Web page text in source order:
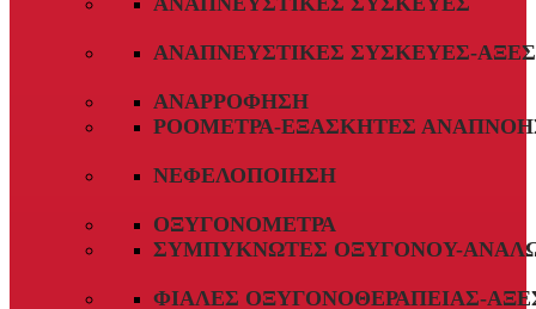
ΑΝΑΠΝΕΥΣΤΙΚΈΣ ΣΥΣΚΕΥΈΣ-
ΑΝΑΡΡΌΦΗΣΗ
ΡΟΌΜΕΤΡΑ-ΕΞΑΣΚΗΤΈΣ
ΝΕΦΕΛΟΠΟΊΗΣΗ
ΟΞΥΓΟΝΌΜΕΤΡΑ
ΣΥΜΠΥΚΝΩΤΈΣ ΟΞΥΓΌΝΟΥ-
ΦΙΆΛΕΣ ΟΞΥΓΟΝΟΘΕΡΑΠΕΊΑΣ-